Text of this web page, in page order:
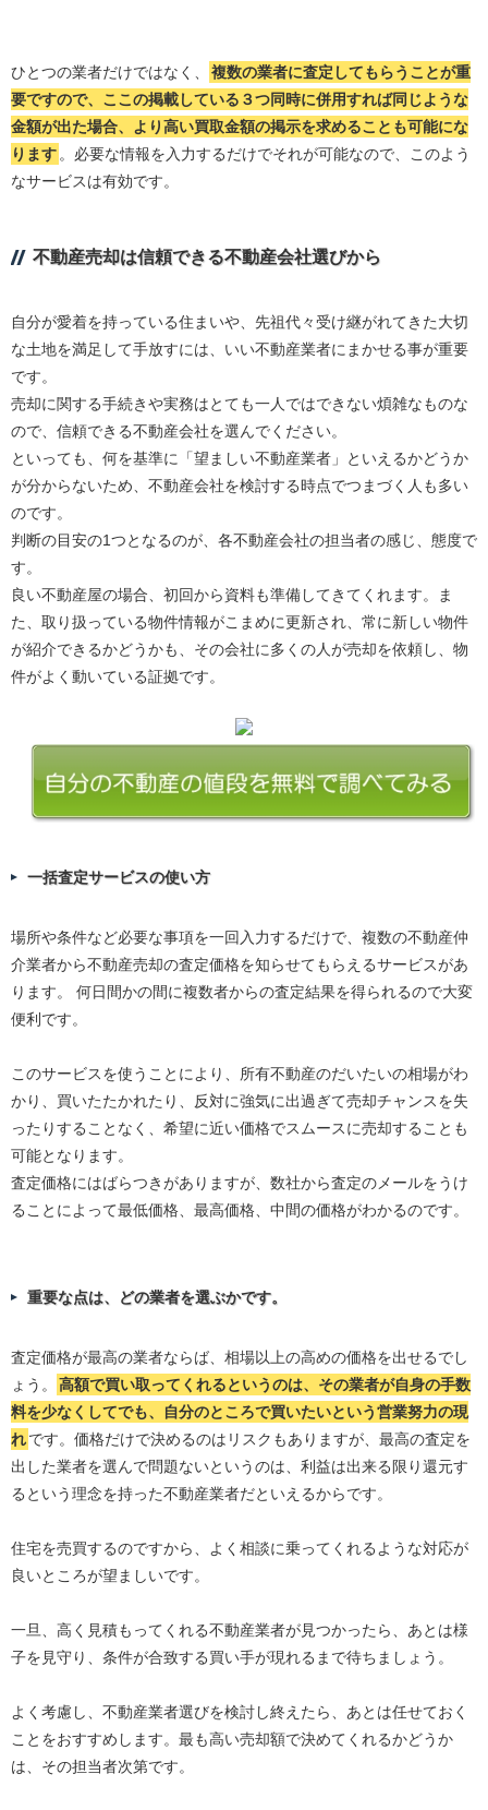
ひとつの業者だけではなく、
複数の業者に査定してもらうことが重
要ですので、ここの掲載している３つ同時に併用すれば同じような
金額が出た場合、より高い買取金額の掲示を求めることも可能にな
ります 。必要な情報を入力するだけでそれが可能なので、このよう
なサービスは有効です。
不動産売却は信頼できる不動産会社選びから
自分が愛着を持っている住まいや、先祖代々受け継がれてきた大切
な土地を満足して手放すには、いい不動産業者にまかせる事が重要
です。
売却に関する手続きや実務はとても一人ではできない煩雑なものな
ので、信頼できる不動産会社を選んでください。
といっても、何を基準に「望ましい不動産業者」といえるかどうか
が分からないため、不動産会社を検討する時点でつまづく人も多い
のです。
判断の目安の1つとなるのが、各不動産会社の担当者の感じ、態度で
す。
良い不動産屋の場合、初回から資料も準備してきてくれます。ま
た、取り扱っている物件情報がこまめに更新され、常に新しい物件
が紹介できるかどうかも、その会社に多くの人が売却を依頼し、物
件がよく動いている証拠です。
一括査定サービスの使い方
場所や条件など必要な事項を一回入力するだけで、複数の不動産仲
介業者から不動産売却の査定価格を知らせてもらえるサービスがあ
ります。 何日間かの間に複数者からの査定結果を得られるので大変
便利です。
このサービスを使うことにより、所有不動産のだいたいの相場がわ
かり、買いたたかれたり、反対に強気に出過ぎて売却チャンスを失
ったりすることなく、希望に近い価格でスムースに売却することも
可能となります。
査定価格にはばらつきがありますが、数社から査定のメールをうけ
ることによって最低価格、最高価格、中間の価格がわかるのです。
重要な点は、どの業者を選ぶかです。
査定価格が最高の業者ならば、相場以上の高めの価格を出せるでし
ょう。
高額で買い取ってくれるというのは、その業者が自身の手数
料を少なくしてでも、自分のところで買いたいという営業努力の現
れです。価格だけで決めるのはリスクもありますが、最高の査定を
出した業者を選んで問題ないというのは、利益は出来る限り還元す
るという理念を持った不動産業者だといえるからです。
住宅を売買するのですから、よく相談に乗ってくれるような対応が
良いところが望ましいです。
一旦、高く見積もってくれる不動産業者が見つかったら、あとは様
子を見守り、条件が合致する買い手が現れるまで待ちましょう。
よく考慮し、不動産業者選びを検討し終えたら、あとは任せておく
ことをおすすめします。最も高い売却額で決めてくれるかどうか
は、その担当者次第です。